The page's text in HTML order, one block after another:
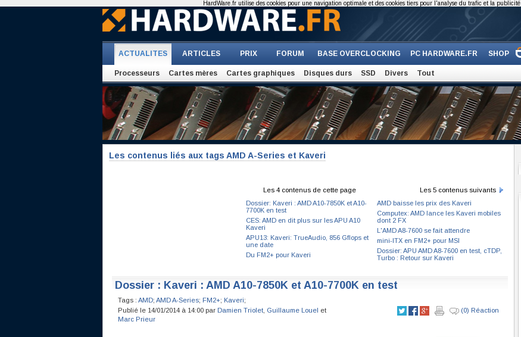
ACTUALITES ARTICLES PRIX FORUM BASE OVERCLOCKING PC HARDWARE.FR SHOP
Processeurs Cartes mères Cartes graphiques Disques durs SSD Divers Tout
Les contenus liés aux tags AMD A-Series et Kaveri
Les 4 contenus de cette page
Dossier: Kaveri : AMD A10-7850K et A10-
7700K en test
CES: AMD en dit plus sur les APU A10
Kaveri
APU13: Kaveri: TrueAudio, 856 Gflops et
une date
Du FM2+ pour Kaveri
Les 5 contenus suivants
AMD baisse les prix des Kaveri
Computex: AMD lance les Kaveri mobiles
dont 2 FX
L'AMD A8-7600 se fait attendre
mini-ITX en FM2+ pour MSI
Dossier: APU AMD A8-7600 en test, cTDP,
Turbo : Retour sur Kaveri
Dossier : Kaveri : AMD A10-7850K et A10-7700K en test
Tags : AMD; AMD A-Series; FM2+; Kaveri;
Publié le 14/01/2014 à 14:00 par Damien Triolet, Guillaume Louel et
Marc Prieur
(0) Réaction
HardWare.fr utilise des cookies pour une navigation optimale et des cookies tiers pour l'analyse du trafic et la publicité